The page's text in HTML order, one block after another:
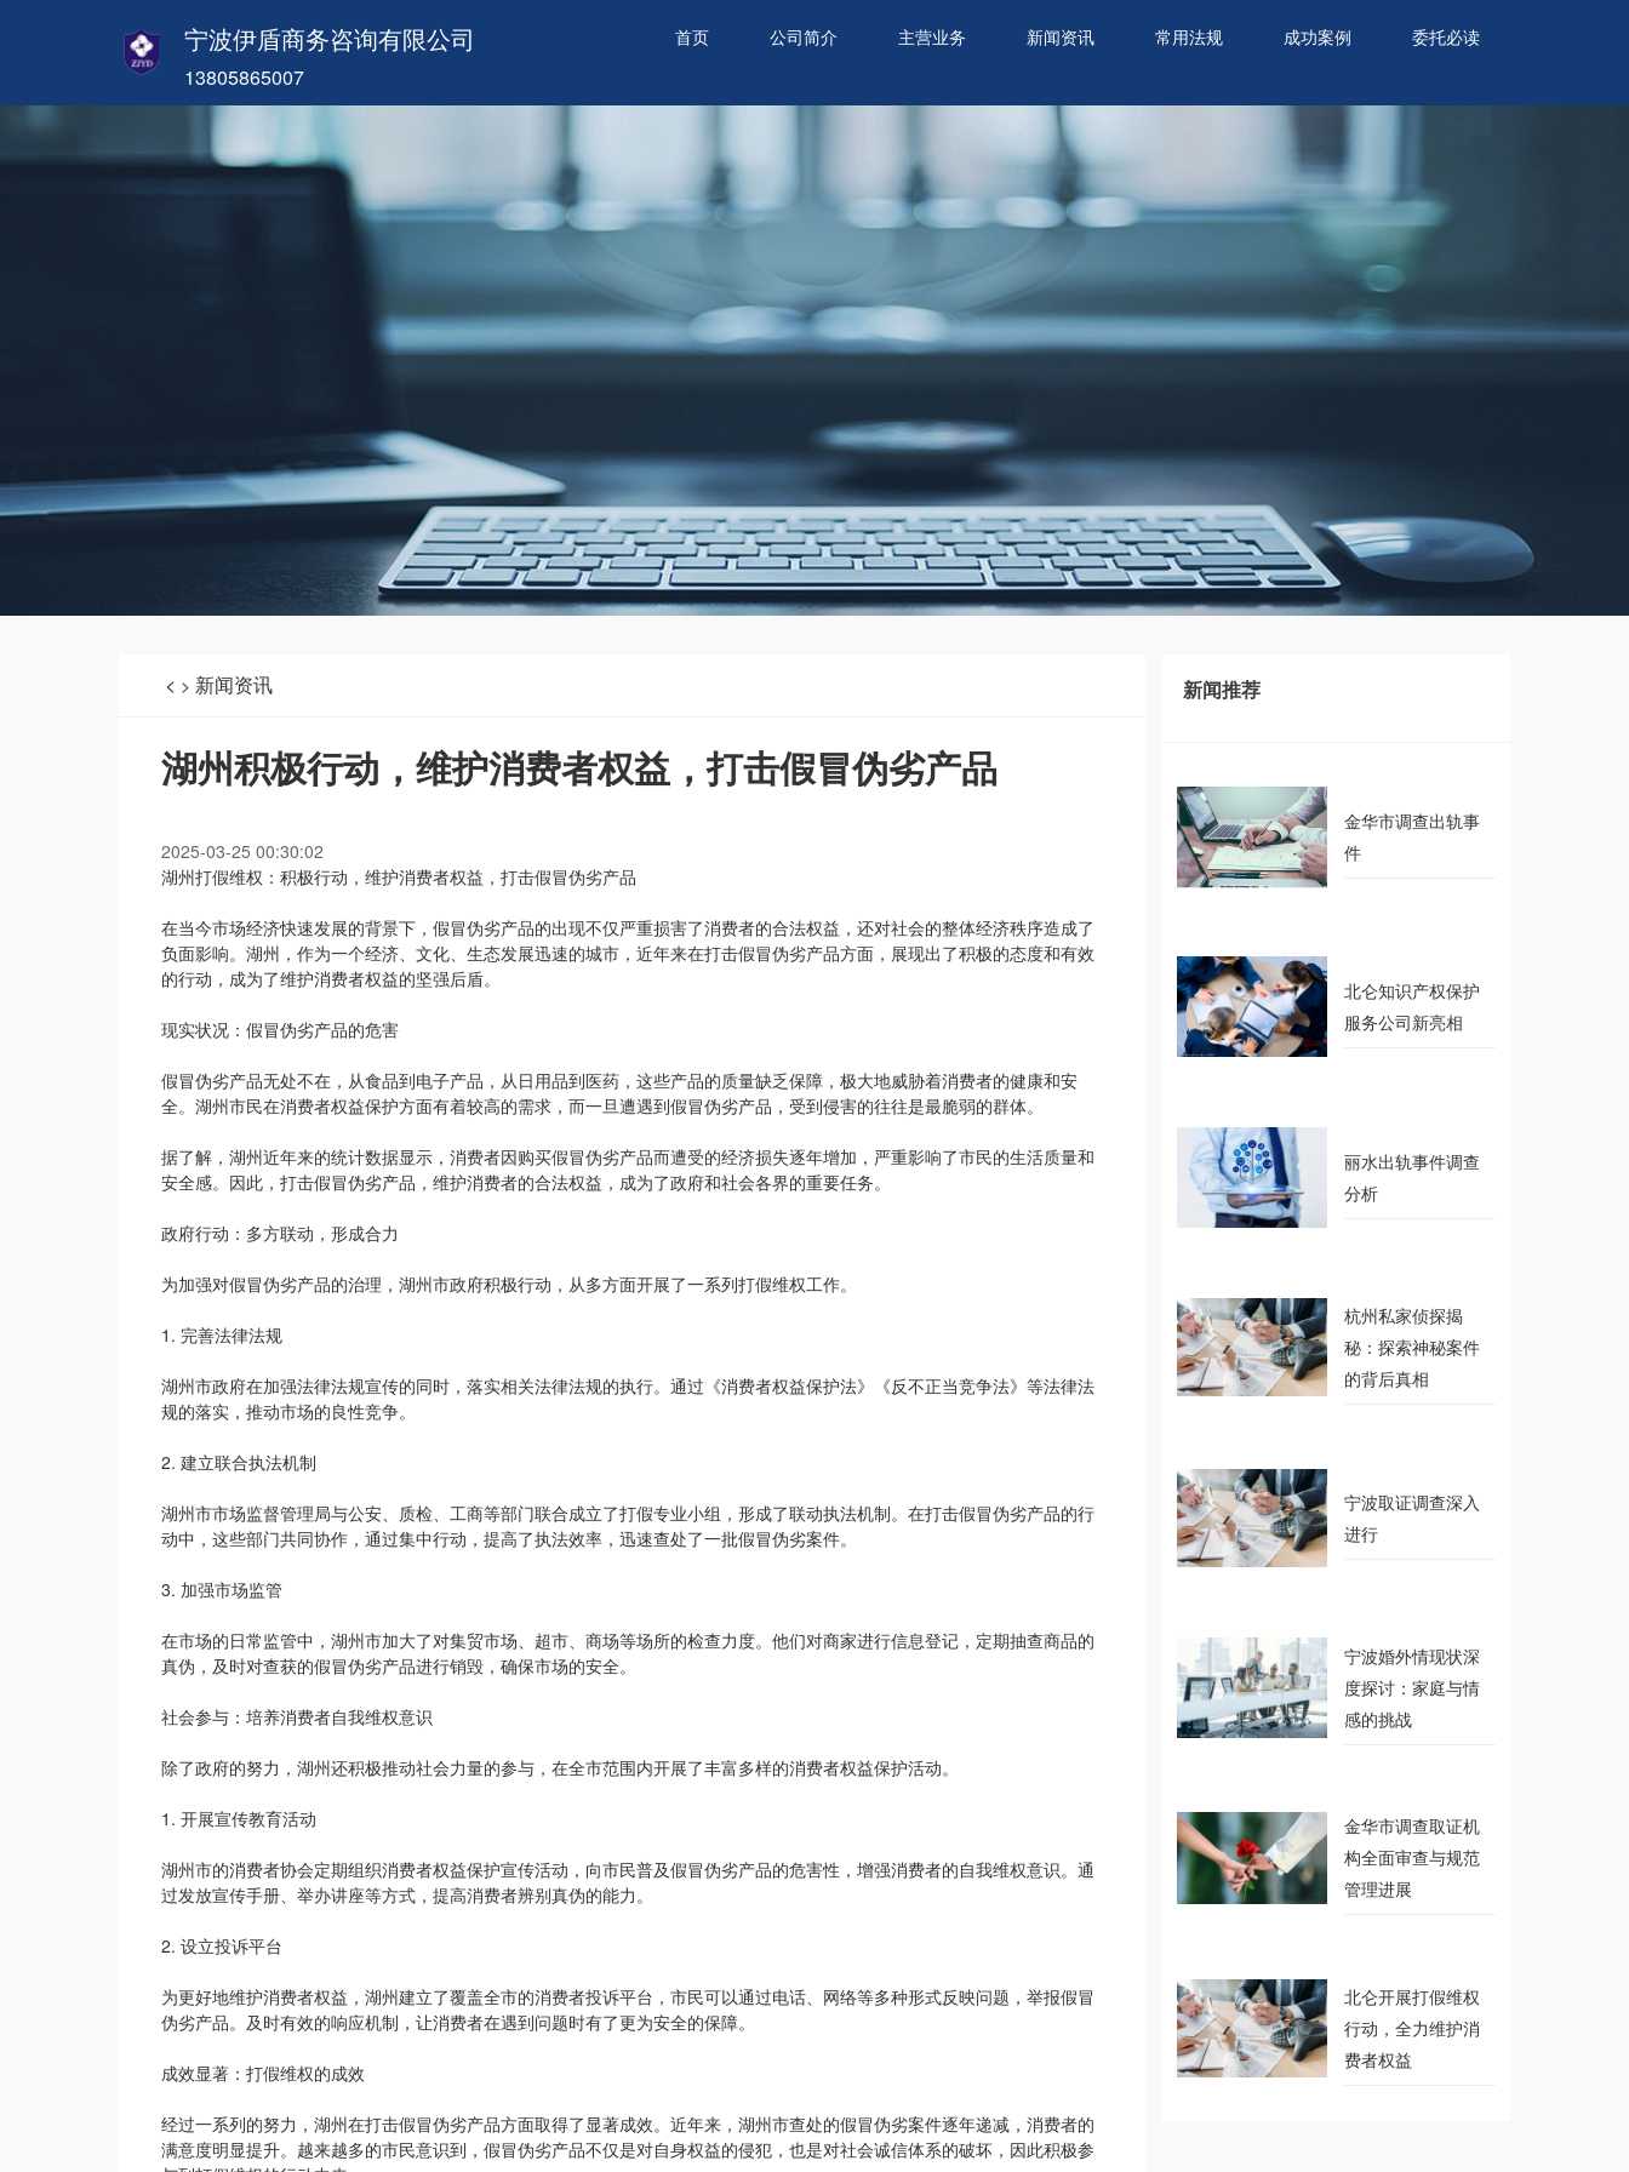
宁波伊盾商务咨询有限公司
13805865007
首页 公司简介 主营业务 新闻资讯 常用法规 成功案例 委托必读
< > 新闻资讯
湖州积极行动，维护消费者权益，打击假冒伪劣产品
2025-03-25 00:30:02
湖州打假维权：积极行动，维护消费者权益，打击假冒伪劣产品
在当今市场经济快速发展的背景下，假冒伪劣产品的出现不仅严重损害了消费者的合法权益，还对社会的整体经济秩序造成了
负面影响。湖州，作为一个经济、文化、生态发展迅速的城市，近年来在打击假冒伪劣产品方面，展现出了积极的态度和有效
的行动，成为了维护消费者权益的坚强后盾。
现实状况：假冒伪劣产品的危害
假冒伪劣产品无处不在，从食品到电子产品，从日用品到医药，这些产品的质量缺乏保障，极大地威胁着消费者的健康和安
全。湖州市民在消费者权益保护方面有着较高的需求，而一旦遭遇到假冒伪劣产品，受到侵害的往往是最脆弱的群体。
据了解，湖州近年来的统计数据显示，消费者因购买假冒伪劣产品而遭受的经济损失逐年增加，严重影响了市民的生活质量和
安全感。因此，打击假冒伪劣产品，维护消费者的合法权益，成为了政府和社会各界的重要任务。
政府行动：多方联动，形成合力
为加强对假冒伪劣产品的治理，湖州市政府积极行动，从多方面开展了一系列打假维权工作。
1. 完善法律法规
湖州市政府在加强法律法规宣传的同时，落实相关法律法规的执行。通过《消费者权益保护法》《反不正当竞争法》等法律法
规的落实，推动市场的良性竞争。
2. 建立联合执法机制
湖州市市场监督管理局与公安、质检、工商等部门联合成立了打假专业小组，形成了联动执法机制。在打击假冒伪劣产品的行
动中，这些部门共同协作，通过集中行动，提高了执法效率，迅速查处了一批假冒伪劣案件。
3. 加强市场监管
在市场的日常监管中，湖州市加大了对集贸市场、超市、商场等场所的检查力度。他们对商家进行信息登记，定期抽查商品的
真伪，及时对查获的假冒伪劣产品进行销毁，确保市场的安全。
社会参与：培养消费者自我维权意识
除了政府的努力，湖州还积极推动社会力量的参与，在全市范围内开展了丰富多样的消费者权益保护活动。
1. 开展宣传教育活动
湖州市的消费者协会定期组织消费者权益保护宣传活动，向市民普及假冒伪劣产品的危害性，增强消费者的自我维权意识。通
过发放宣传手册、举办讲座等方式，提高消费者辨别真伪的能力。
2. 设立投诉平台
为更好地维护消费者权益，湖州建立了覆盖全市的消费者投诉平台，市民可以通过电话、网络等多种形式反映问题，举报假冒
伪劣产品。及时有效的响应机制，让消费者在遇到问题时有了更为安全的保障。
成效显著：打假维权的成效
经过一系列的努力，湖州在打击假冒伪劣产品方面取得了显著成效。近年来，湖州市查处的假冒伪劣案件逐年递减，消费者的
满意度明显提升。越来越多的市民意识到，假冒伪劣产品不仅是对自身权益的侵犯，也是对社会诚信体系的破坏，因此积极参
新闻推荐
金华市调查出轨事
件
北仑知识产权保护
服务公司新亮相
丽水出轨事件调查
分析
杭州私家侦探揭
秘：探索神秘案件
的背后真相
宁波取证调查深入
进行
宁波婚外情现状深
度探讨：家庭与情
感的挑战
金华市调查取证机
构全面审查与规范
管理进展
北仑开展打假维权
行动，全力维护消
费者权益